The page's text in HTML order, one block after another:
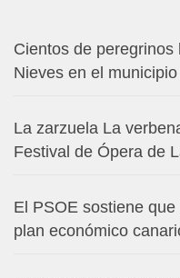
Cientos de
Nieves en el
La zarzuela La
Festival de Ópera de
El PSOE sostiene
plan económico